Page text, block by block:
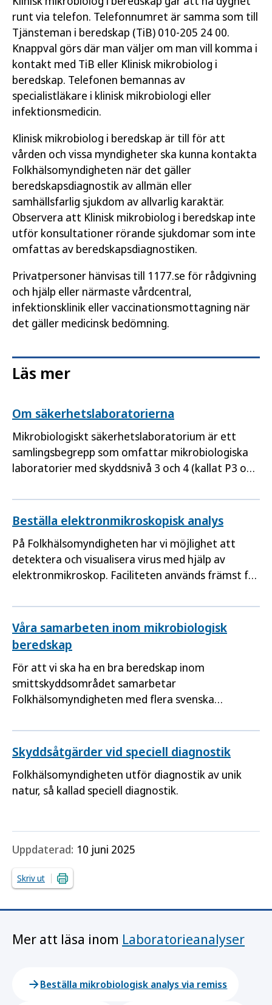
runt via telefon. Telefonnumret är samma som till
Tjänsteman i beredskap (TiB) 010-205 24 00.
Knappval görs där man väljer om man vill komma i
kontakt med TiB eller Klinisk mikrobiolog i
beredskap. Telefonen bemannas av
specialistläkare i klinisk mikrobiologi eller
infektionsmedicin.
Klinisk mikrobiolog i beredskap är till för att
vården och vissa myndigheter ska kunna kontakta
Folkhälsomyndigheten när det gäller
beredskapsdiagnostik av allmän eller
samhällsfarlig sjukdom av allvarlig karaktär.
Observera att Klinisk mikrobiolog i beredskap inte
utför konsultationer rörande sjukdomar som inte
omfattas av beredskapsdiagnostiken.
Privatpersoner hänvisas till 1177.se för rådgivning
och hjälp eller närmaste vårdcentral,
infektionsklinik eller vaccinationsmottagning när
det gäller medicinsk bedömning.
Läs mer
Om säkerhetslaboratorierna
Mikrobiologiskt säkerhetslaboratorium är ett
samlingsbegrepp som omfattar mikrobiologiska
laboratorier med skyddsnivå 3 och 4 (kallat P3 och
laboratorie och P4-laboratorie.
Beställa elektronmikroskopisk analys
På Folkhälsomyndigheten har vi möjlighet att
detektera och visualisera virus med hjälp av
elektronmikroskop. Faciliteten används främst för
metoder inte lyckats påvisa smittämnet.
Våra samarbeten inom mikrobiologisk
beredskap
För att vi ska ha en bra beredskap inom
smittskyddsområdet samarbetar
Folkhälsomyndigheten med flera svenska
internationella nätverk.
Skyddsåtgärder vid speciell diagnostik
Folkhälsomyndigheten utför diagnostik av unik
natur, så kallad speciell diagnostik.
Uppdaterad: 10 juni 2025
Skriv ut
Mer att läsa inom Laboratorieanalyser
Beställa mikrobiologisk analys via remiss